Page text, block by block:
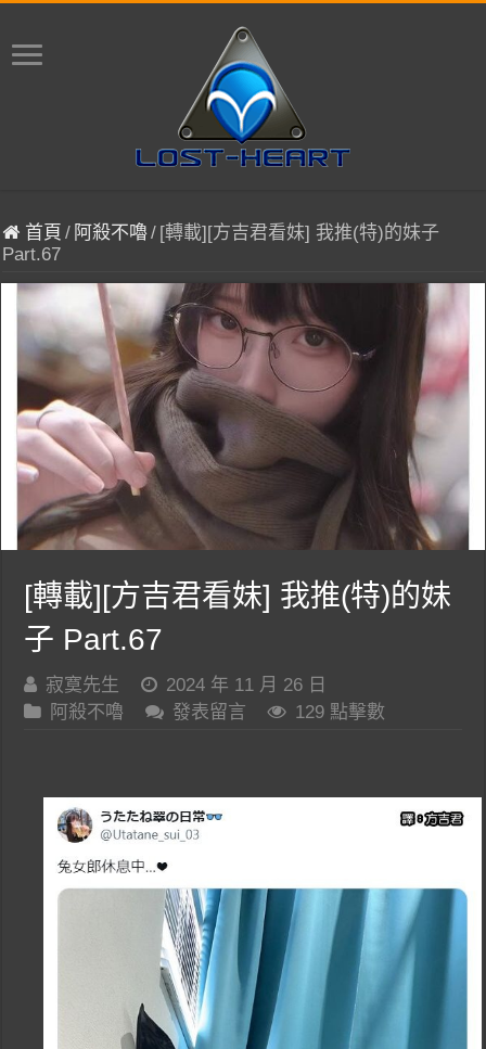
首頁 / 阿殺不嚕/ [轉載][方吉君看妹] 我推(特)的妹子
Part.67
[轉載][方吉君看妹] 我推(特)的妹
子 Part.67
寂寞先生
2024 年 11 月 26 日
阿殺不嚕
發表留言 129 點擊數